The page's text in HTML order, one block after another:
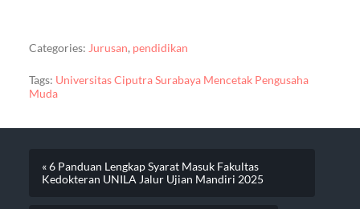
Categories: Jurusan, pendidikan
Tags: Universitas Ciputra Surabaya Mencetak Pengusaha
Muda
« 6 Panduan Lengkap Syarat Masuk Fakultas
Kedokteran UNILA Jalur Ujian Mandiri 2025